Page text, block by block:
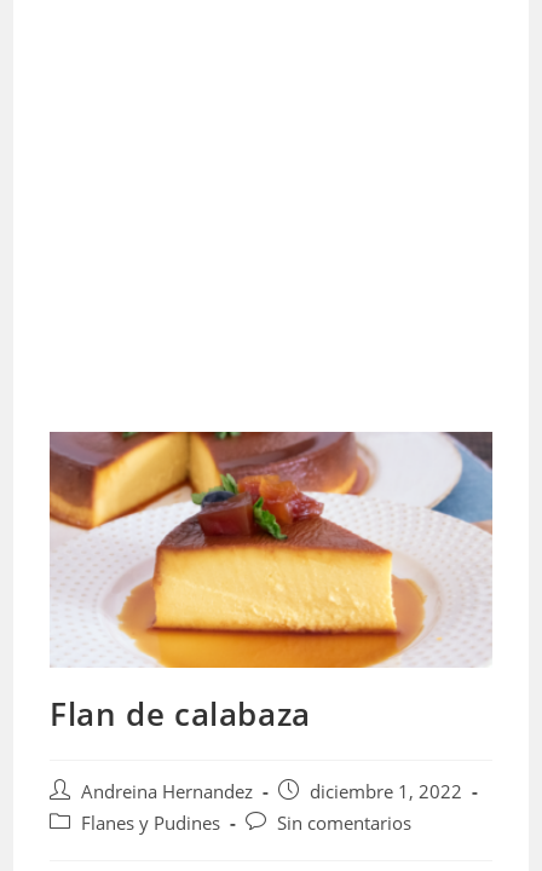
Flan de calabaza
Autor
de
Andreina Hernandez
Publicación
de
diciembre 1, 2022
Categoría
Flanes y Pudines
Comentarios
Sin comentarios